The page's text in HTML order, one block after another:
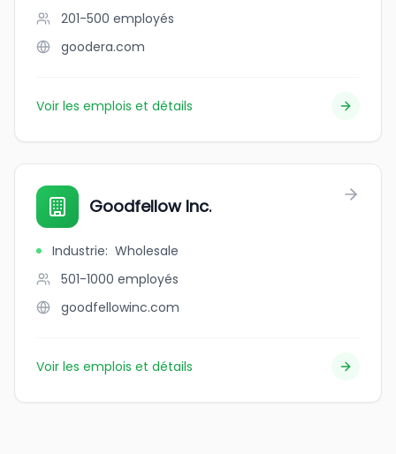
201-500 employés
goodera.com
Voir les emplois et détails
Goodfellow Inc.
Industrie: Wholesale
501-1000 employés
goodfellowinc.com
Voir les emplois et détails